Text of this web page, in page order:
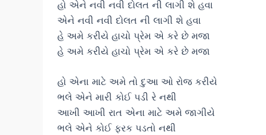
હો એને નવી નવી દોલત ની લાગી શે હવા
એને નવી નવી દોલત ની લાગી શે હવા
હે અમે કરીયે હાચો પ્રેમ એ કરે છે મજા
હે અમે કરીયે હાચો પ્રેમ એ કરે છે મજા
હો એના માટે અમે તો દુઆ ઓ રોજ કરીયે
ભલે એને મારી કોઈ પડી રે નથી
આખી આખી રાત એના માટે અમે જાગીયે
ભલે એને કોઈ ફરક પડતો નથી